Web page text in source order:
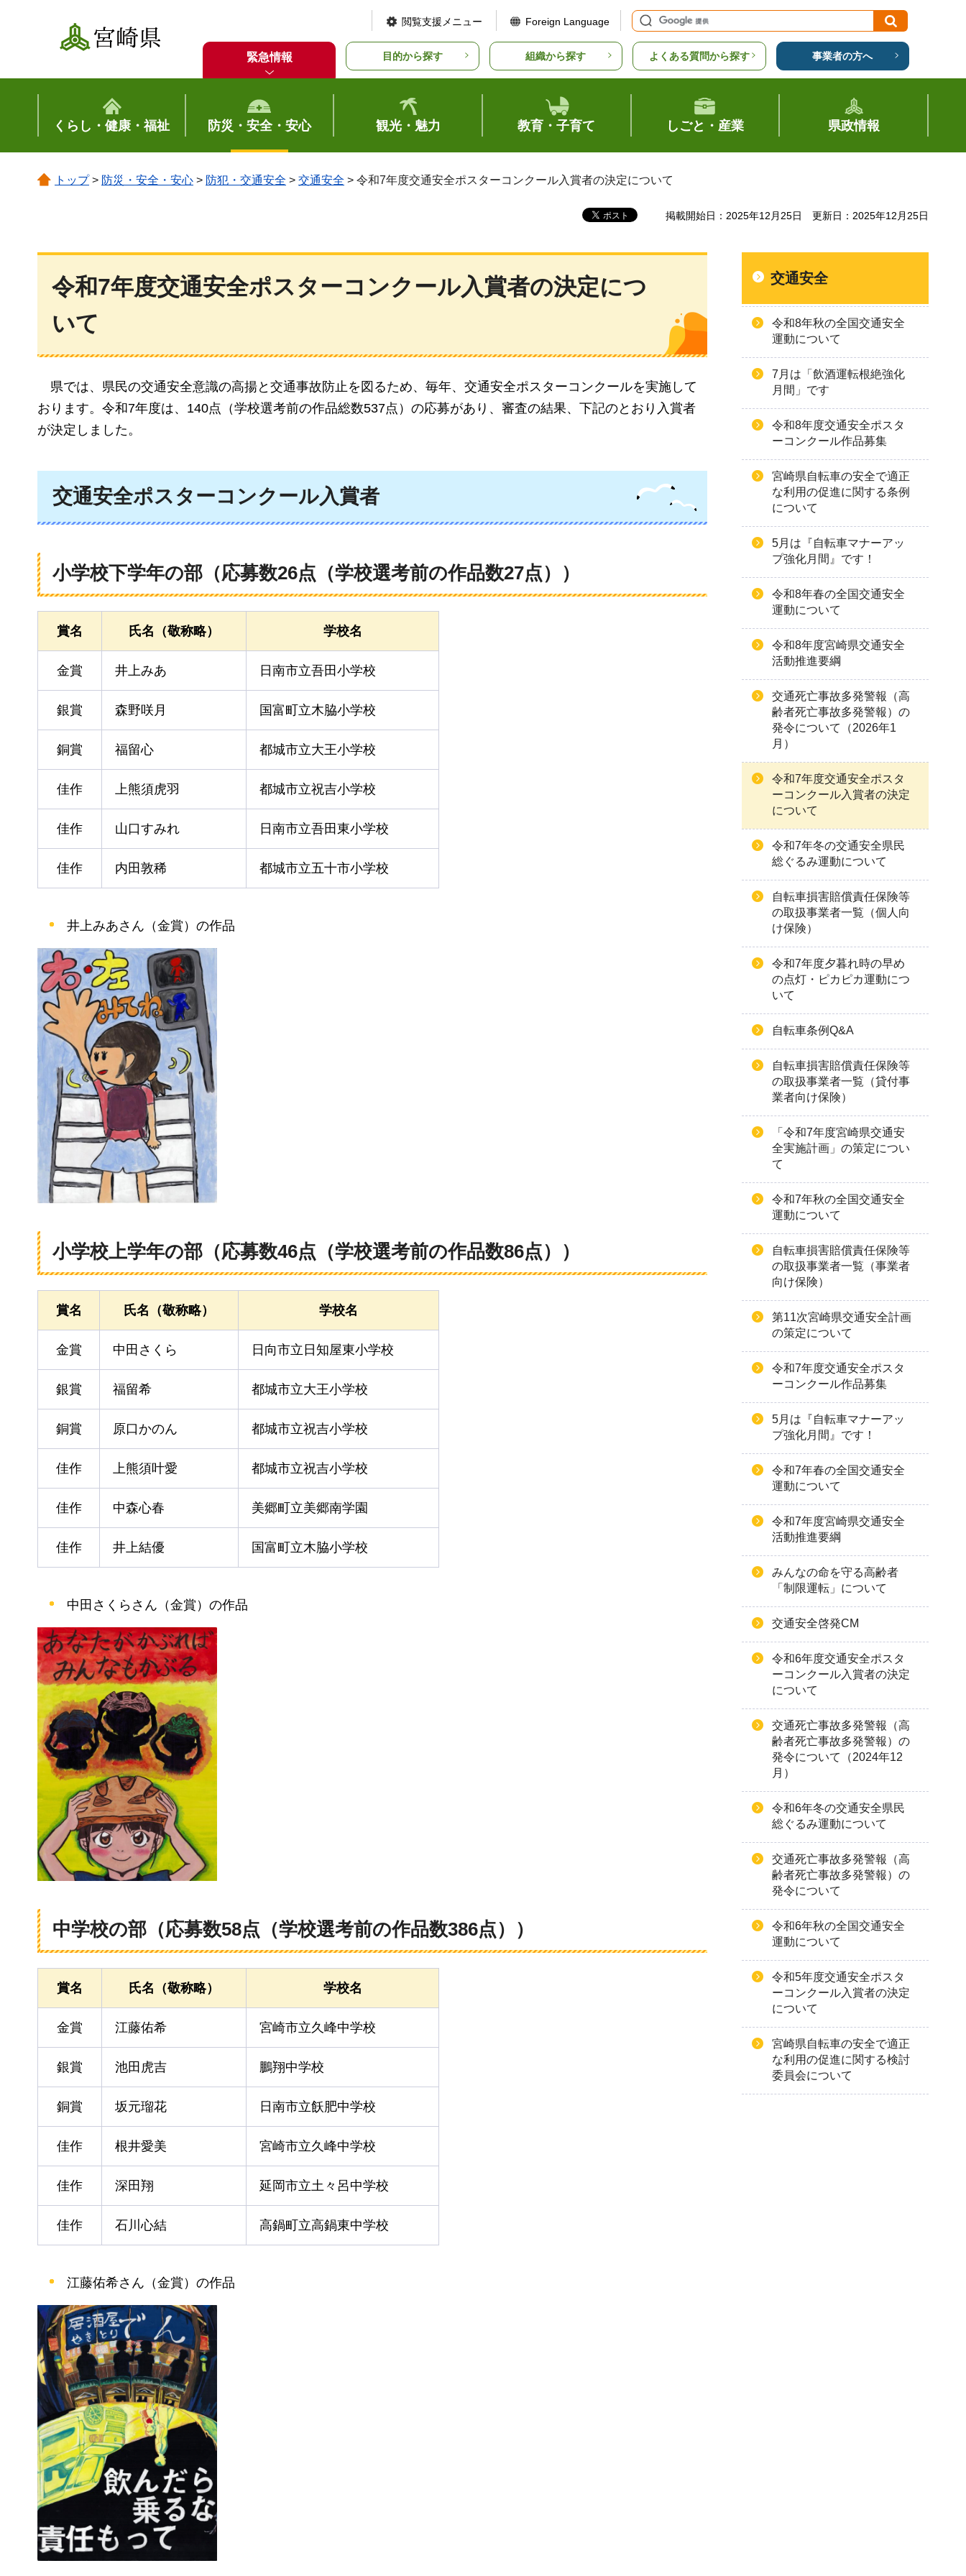
宮崎県
閲覧支援メニュー Foreign Language
緊急情報 目的から探す 組織から探す よくある質問から探す 事業者の方へ
くらし・健康・福祉 防災・安全・安心 観光・魅力 教育・子育て しごと・産業 県政情報
トップ> 防災・安全・安心 > 防犯・交通安全 > 交通安全 > 令和7年度交通安全ポスターコンクール入賞者の決定について
掲載開始日：2025年12月25日 更新日：2025年12月25日
令和7年度交通安全ポスターコンクール入賞者の決定につ
いて
県では、県民の交通安全意識の高揚と交通事故防止を図るため、毎年、 交通安全ポスターコンクールを実施して
おります。令和7年度は、140点（学校選考前の作品総数537点）の応募があり、審査の結果、下記のとおり入賞者
が決定しました。
交通安全ポスターコンクール入賞者
小学校下学年の部（応募数26点（学校選考前の作品数27点））
賞名 氏名（敬称略） 学校名
金賞 井上みあ 日南市立吾田小学校
銀賞 森野咲月 国富町立木脇小学校
銅賞 福留心 都城市立大王小学校
佳作 上熊須虎羽 都城市立祝吉小学校
佳作 山口すみれ 日南市立吾田東小学校
佳作 内田敦稀 都城市立五十市小学校
井上みあさん（金賞）の作品
小学校上学年の部（応募数46点（学校選考前の作品数86点））
賞名 氏名（敬称略） 学校名
金賞 中田さくら 日向市立日知屋東小学校
銀賞 福留希 都城市立大王小学校
銅賞 原口かのん 都城市立祝吉小学校
佳作 上熊須叶愛 都城市立祝吉小学校
佳作 中森心春 美郷町立美郷南学園
佳作 井上結優 国富町立木脇小学校
中田さくらさん（金賞）の作品
中学校の部（応募数58点（学校選考前の作品数386点））
賞名 氏名（敬称略） 学校名
金賞 江藤佑希 宮崎市立久峰中学校
銀賞 池田虎吉 鵬翔中学校
銅賞 坂元瑠花 日南市立飫肥中学校
佳作 根井愛美 宮崎市立久峰中学校
佳作 深田翔 延岡市立土々呂中学校
佳作 石川心結 高鍋町立高鍋東中学校
江藤佑希さん（金賞）の作品
交通安全
令和8年秋の全国交通安全
運動について
7月は「飲酒運転根絶強化
月間」です
令和8年度交通安全ポスタ
ーコンクール作品募集
宮崎県自転車の安全で適正
な利用の促進に関する条例
について
5月は『自転車マナーアッ
プ強化月間』です！
令和8年春の全国交通安全
運動について
令和8年度宮崎県交通安全
活動推進要綱
交通死亡事故多発警報（高
齢者死亡事故多発警報）の
発令について（2026年1
月）
令和7年度交通安全ポスタ
ーコンクール入賞者の決定
について
令和7年冬の交通安全県民
総ぐるみ運動について
自転車損害賠償責任保険等
の取扱事業者一覧（個人向
け保険）
令和7年度夕暮れ時の早め
の点灯・ピカピカ運動につ
いて
自転車条例Q&A
自転車損害賠償責任保険等
の取扱事業者一覧（貸付事
業者向け保険）
「令和7年度宮崎県交通安
全実施計画」の策定につい
て
令和7年秋の全国交通安全
運動について
自転車損害賠償責任保険等
の取扱事業者一覧（事業者
向け保険）
第11次宮崎県交通安全計画
の策定について
令和7年度交通安全ポスタ
ーコンクール作品募集
5月は『自転車マナーアッ
プ強化月間』です！
令和7年春の全国交通安全
運動について
令和7年度宮崎県交通安全
活動推進要綱
みんなの命を守る高齢者
「制限運転」について
交通安全啓発CM
令和6年度交通安全ポスタ
ーコンクール入賞者の決定
について
交通死亡事故多発警報（高
齢者死亡事故多発警報）の
発令について（2024年12
月）
令和6年冬の交通安全県民
総ぐるみ運動について
交通死亡事故多発警報（高
齢者死亡事故多発警報）の
発令について
令和6年秋の全国交通安全
運動について
令和5年度交通安全ポスタ
ーコンクール入賞者の決定
について
宮崎県自転車の安全で適正
な利用の促進に関する検討
委員会について